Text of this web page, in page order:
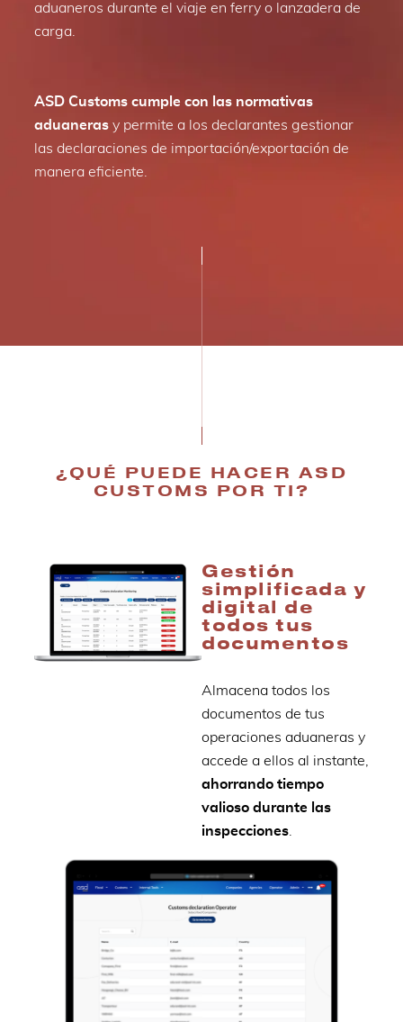
aduaneros durante el viaje en ferry o lanzadera de
carga.
ASD Customs cumple con las normativas
aduanerasy permite a los declarantes gestionar
las declaraciones de importación/exportación de
manera eficiente.
¿QUÉ PUEDE HACER ASD
CUSTOMS POR TI?
Gestión
simplificada y
digital de
todos tus
documentos
Almacena todos los
documentos de tus
operaciones aduaneras y
accede a ellos al instante,
ahorrando tiempo
valioso durante las
inspecciones